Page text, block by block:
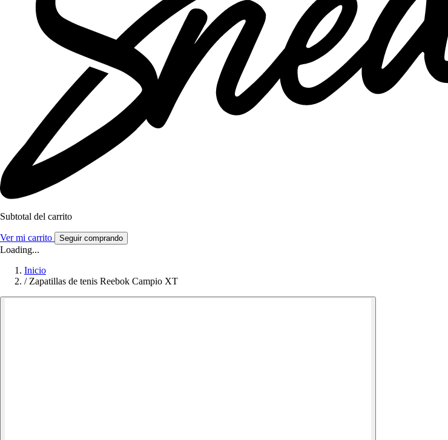
Subtotal del carrito
Ver mi carrito Seguir comprando
Loading...
Inicio
/ Zapatillas de tenis Reebok Campio XT